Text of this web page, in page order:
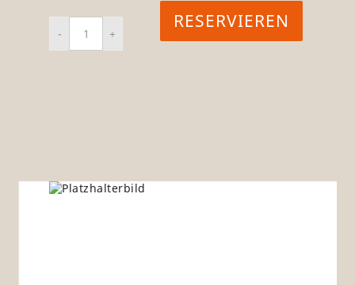
RESERVIEREN